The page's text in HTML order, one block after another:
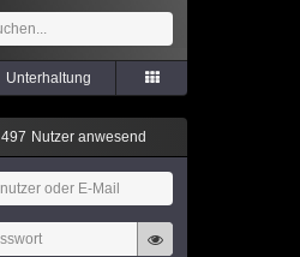
Unterhaltung
497 Nutzer anwesend